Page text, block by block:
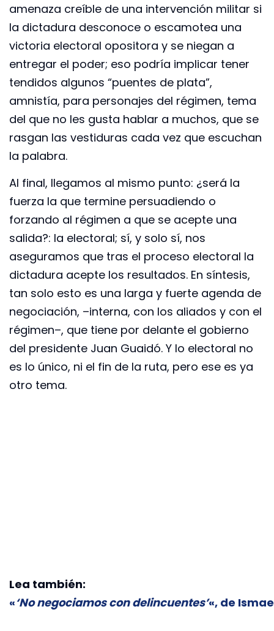
amenaza creíble de una intervención militar si
la dictadura desconoce o escamotea una
victoria electoral opositora y se niegan a
entregar el poder; eso podría implicar tener
tendidos algunos “puentes de plata”,
amnistía, para personajes del régimen, tema
del que no les gusta hablar a muchos, que se
rasgan las vestiduras cada vez que escuchan
la palabra.
Al final, llegamos al mismo punto: ¿será la
fuerza la que termine persuadiendo o
forzando al régimen a que se acepte una
salida?: la electoral; sí, y solo sí, nos
aseguramos que tras el proceso electoral la
dictadura acepte los resultados. En síntesis,
tan solo esto es una larga y fuerte agenda de
negociación, –interna, con los aliados y con el
régimen–, que tiene por delante el gobierno
del presidente Juan Guaidó. Y lo electoral no
es lo único, ni el fin de la ruta, pero ese es ya
otro tema.
Lea también:
«‘No negociamos con delincuentes’«, de